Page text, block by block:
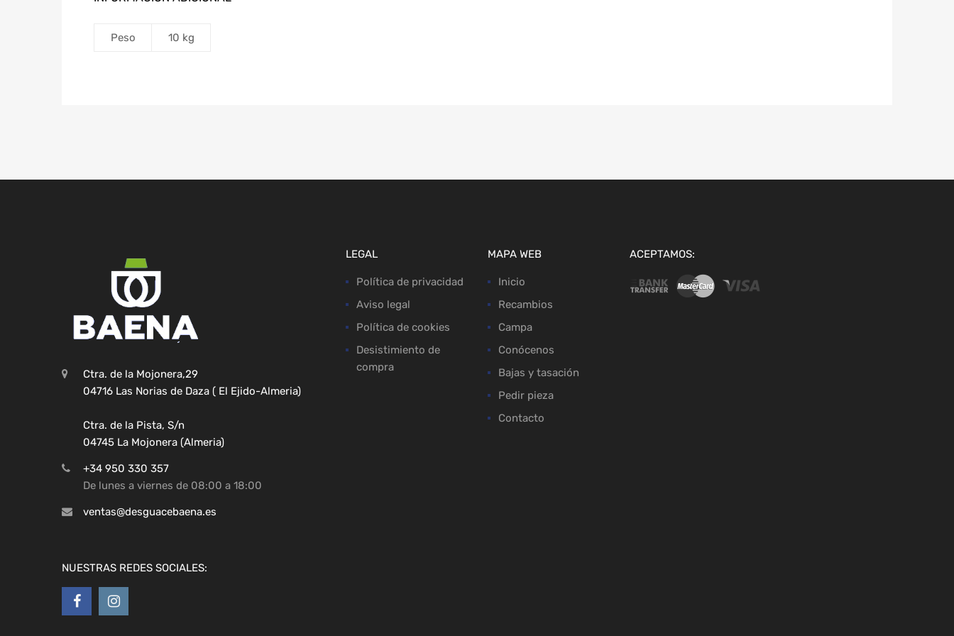
Peso 10 kg
Ctra. de la Mojonera,29
04716 Las Norias de Daza ( El Ejido-Almeria)
Ctra. de la Pista, S/n
04745 La Mojonera (Almeria)
+34 950 330 357
De lunes a viernes de 08:00 a 18:00
ventas@desguacebaena.es
NUESTRAS REDES SOCIALES:
LEGAL
Política de privacidad
Aviso legal
Política de cookies
Desistimiento de
compra
MAPA WEB
Inicio
Recambios
Campa
Conócenos
Bajas y tasación
Pedir pieza
Contacto
ACEPTAMOS: